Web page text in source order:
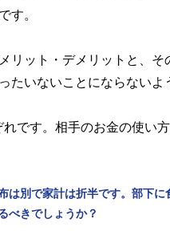
す。
ット・デメリットと、そ
いないことにならないよ
です。相手のお金の使い
別で家計は折半です。部下に
べきでしょうか？